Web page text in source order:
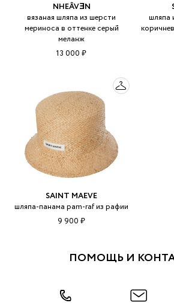
NHEÂVƎN
вязаная шляпа из шерсти
мериноса в оттенке серый
меланж
13 000 ₽
шляпа
SAINT MAEVE
шляпа-панама pam-raf из рафии
9 900 ₽
ПОМОЩЬ И